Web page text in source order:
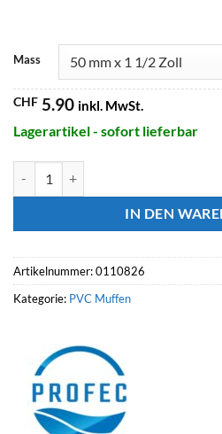
Mass
CHF 5.90 inkl. MwSt.
Lagerartikel - sofort lieferbar
IN DEN
Artikelnummer:0110826
Kategorie: PVC Muffen